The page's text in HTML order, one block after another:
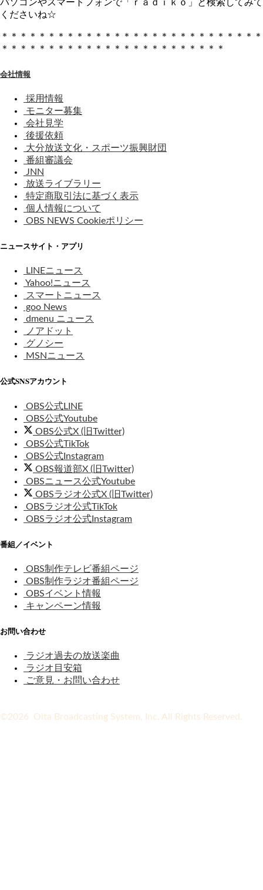
パソコンやスマートフォンで「ｒａｄｉｋｏ」と検索してみて
くださいね☆
＊＊＊＊＊＊＊＊＊＊＊＊＊＊＊＊＊＊＊＊＊＊＊＊＊＊＊＊
＊＊＊＊＊＊＊＊＊＊＊＊＊＊＊＊＊＊＊＊＊＊＊＊
会社情報
採用情報
モニター募集
会社見学
後援依頼
大分放送文化・スポーツ振興財団
番組審議会
JNN
放送ライブラリー
特定商取引法に基づく表示
個人情報について
OBS NEWS Cookieポリシー
ニュースサイト・アプリ
LINEニュース
Yahoo!ニュース
スマートニュース
goo News
dmenu ニュース
ノアドット
グノシー
MSNニュース
公式SNSアカウント
OBS公式LINE
OBS公式Youtube
OBS公式X (旧Twitter)
OBS公式TikTok
OBS公式Instagram
OBS報道部X (旧Twitter)
OBSニュース公式Youtube
OBSラジオ公式X (旧Twitter)
OBSラジオ公式TikTok
OBSラジオ公式Instagram
番組／イベント
OBS制作テレビ番組ページ
OBS制作ラジオ番組ページ
OBSイベント情報
キャンペーン情報
お問い合わせ
ラジオ過去の放送楽曲
ラジオ目安箱
ご意見・お問い合わせ
©2026 Oita Broadcasting System, Inc. All Rights Reserved.